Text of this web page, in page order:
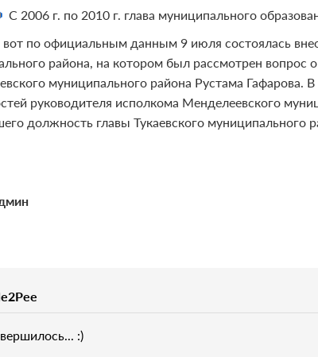
С 2006 г. по 2010 г. глава муниципального
вот по официальным данным 9 июля состоялась
района, на котором был рассмотрен
муниципального района Рустама Гафарова.
руководителя исполкома Менделеевского
должность главы Тукаевского муниципального
:)